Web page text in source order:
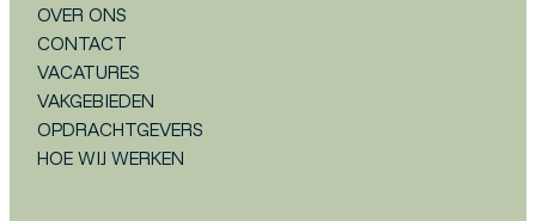
OVER ONS
CONTACT
VACATURES
VAKGEBIEDEN
OPDRACHTGEVERS
HOE WIJ WERKEN